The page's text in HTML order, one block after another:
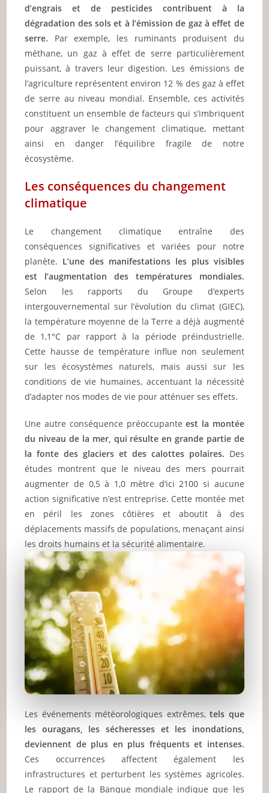
d’engrais et de pesticides contribuent à la
dégradation des sols et à l’émission de gaz à effet de
serre. Par exemple, les ruminants produisent du
méthane, un gaz à effet de serre particulièrement
puissant, à travers leur digestion. Les émissions de
l’agriculture représentent environ 12 % des gaz à effet
de serre au niveau mondial. Ensemble, ces activités
constituent un ensemble de facteurs qui s’imbriquent
pour aggraver le changement climatique, mettant
ainsi en danger l’équilibre fragile de notre
écosystème.
Les conséquences du changement
climatique
Le changement climatique entraîne des
conséquences significatives et variées pour notre
planète. L’une des manifestations les plus visibles
est l’augmentation des températures mondiales.
Selon les rapports du Groupe d’experts
intergouvernemental sur l’évolution du climat (GIEC),
la température moyenne de la Terre a déjà augmenté
de 1,1°C par rapport à la période préindustrielle.
Cette hausse de température influe non seulement
sur les écosystèmes naturels, mais aussi sur les
conditions de vie humaines, accentuant la nécessité
d’adapter nos modes de vie pour atténuer ses effets.
Une autre conséquence préoccupanteest la montée
du niveau de la mer, qui résulte en grande partie de
la fonte des glaciers et des calottes polaires. Des
études montrent que le niveau des mers pourrait
augmenter de 0,5 à 1,0 mètre d’ici 2100 si aucune
action significative n’est entreprise. Cette montée met
en péril les zones côtières et aboutit à des
déplacements massifs de populations, menaçant ainsi
les droits humains et la sécurité alimentaire.
Les événements météorologiques extrêmes,tels que
les ouragans, les sécheresses et les inondations,
deviennent de plus en plus fréquents et intenses.
Ces occurrences affectent également les
infrastructures et perturbent les systèmes agricoles.
Le rapport de la Banque mondiale indique que les